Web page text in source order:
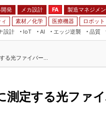
発 メカ設計 FA 製造マネジメ
素材／化学 医療機器 ロボット
設計
IoT
AI
エッジ逆襲 品質
JIMTOF
IIFES
つながるクルマ
フィールドサービス
FA
モビリティ
る光ファイバー...
測定する光ファ